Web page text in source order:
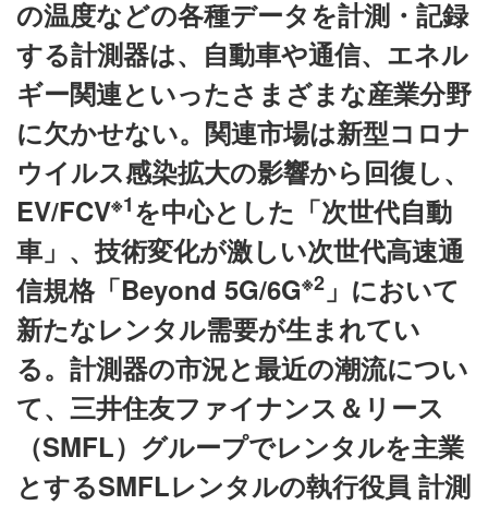
の温度などの各種データを計測・記録
する計測器は、自動車や通信、エネル
ギー関連といったさまざまな産業分野
に欠かせない。関連市場は新型コロナ
ウイルス感染拡大の影響から回復し、
EV/FCV※1を中心とした「次世代自動
車」、技術変化が激しい次世代高速通
信規格「Beyond 5G/6G※2 」において
新たなレンタル需要が生まれてい
る。計測器の市況と最近の潮流につい
て、三井住友ファイナンス＆リース
（SMFL）グループでレンタルを主業
とするSMFLレンタルの執行役員 計測